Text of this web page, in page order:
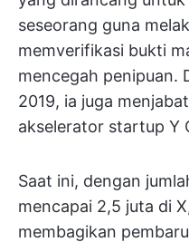
seseorang guna
memverifikasi bukti
mencegah penipuan.
2019, ia juga
akselerator startup Y
Saat ini, dengan
mencapai 2,5 juta di
membagikan